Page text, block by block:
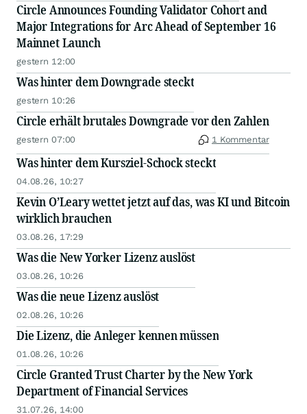
Circle Announces Founding Validator Cohort and
Major Integrations for Arc Ahead of September 16
Mainnet Launch
gestern 12:00
Was hinter dem Downgrade steckt
gestern 10:26
Circle erhält brutales Downgrade vor den Zahlen
gestern 07:00 1 Kommentar
Was hinter dem Kursziel-Schock steckt
04.08.26, 10:27
Kevin O’Leary wettet jetzt auf das, was KI und Bitcoin
wirklich brauchen
03.08.26, 17:29
Was die New Yorker Lizenz auslöst
03.08.26, 10:26
Was die neue Lizenz auslöst
02.08.26, 10:26
Die Lizenz, die Anleger kennen müssen
01.08.26, 10:26
Circle Granted Trust Charter by the New York
Department of Financial Services
31.07.26, 14:00